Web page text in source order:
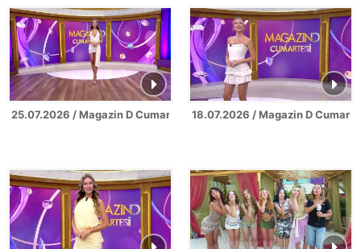
25.07.2026 / Magazin D Cumartesi 18.07.2026 / Magazin D